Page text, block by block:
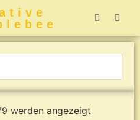
werden angezeigt